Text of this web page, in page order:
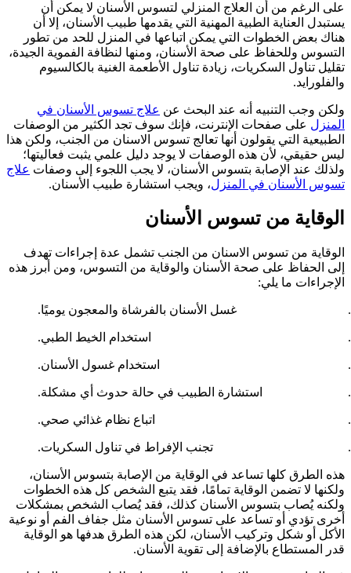
على الرغم من أن العلاج المنزلي لتسوس الأسنان لا يمكن أن
يستبدل العناية الطبية المهنية التي يقدمها طبيب الأسنان، إلا أن
هناك بعض الخطوات التي يمكن اتباعها في المنزل للحد من تطور
التسوس وللحفاظ على صحة الأسنان، ومنها لنظافة الفموية الجيدة،
تقليل تناول السكريات، زيادة تناول الأطعمة الغنية بالكالسيوم
والفلورايد.
ولكن وجب التنبيه أنه عند البحث عن علاج تسوس الأسنان في
المنزل على صفحات الإنترنت، فإنك سوف تجد الكثير من الوصفات
الطبيعية التي يقولون أنها تعالج تسوس الاسنان من الجنب، ولكن هذا
ليس حقيقي، لأن هذه الوصفات لا يوجد دليل علمي يثبت فعاليتها؛
ولذلك عند الإصابة بتسوس الأسنان، لا يجب اللجوء إلى وصفات علاج
تسوس الأسنان في المنزل، ويجب استشارة طبيب الأسنان.
الوقاية من تسوس الأسنان
الوقاية من تسوس الاسنان من الجنب تشمل عدة إجراءات تهدف
إلى الحفاظ على صحة الأسنان والوقاية من التسوس، ومن أبرز هذه
الإجراءات ما يلي:
غسل الأسنان بالفرشاة والمعجون يوميًا.
استخدام الخيط الطبي.
استخدام غسول الأسنان.
استشارة الطبيب في حالة حدوث أي مشكلة.
اتباع نظام غذائي صحي.
تجنب الإفراط في تناول السكريات.
هذه الطرق كلها تساعد في الوقاية من الإصابة بتسوس الأسنان،
ولكنها لا تضمن الوقاية تمامًا، فقد يتبع الشخص كل هذه الخطوات
ولكنه يُصاب بتسوس الأسنان كذلك، فقد يُصاب الشخص بمشكلات
أخرى تؤدي أو تساعد على تسوس الأسنان مثل جفاف الفم أو نوعية
الأكل أو شكل وتركيب الأسنان، لكن هذه الطرق هدفها هو الوقاية
قدر المستطاع بالإضافة إلى تقوية الأسنان.